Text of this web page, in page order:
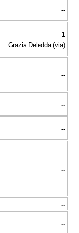
--
1
Grazia Deledda (via)
--
--
--
--
--
--